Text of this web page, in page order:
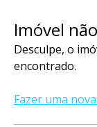
Imóvel
Desculpe, o
encontrado.
Fazer uma